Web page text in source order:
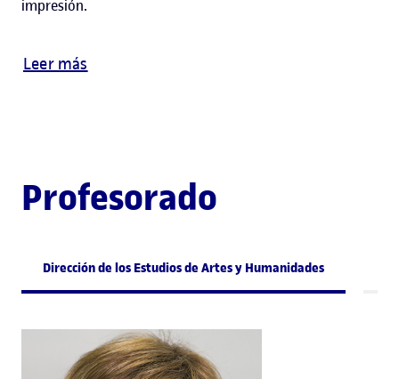
impresión.
Leer más
Profesorado
Dirección de los Estudios de Artes y Humanidades